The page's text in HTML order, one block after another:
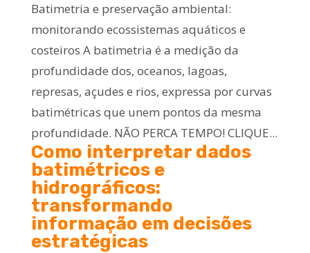
Batimetria e preservação ambiental:
monitorando ecossistemas aquáticos e
costeiros A batimetria é a medição da
profundidade dos, oceanos, lagoas,
represas, açudes e rios, expressa por curvas
batimétricas que unem pontos da mesma
profundidade. NÃO PERCA TEMPO! CLIQUE...
Como interpretar dados
batimétricos e
hidrográficos:
transformando
informação em decisões
estratégicas